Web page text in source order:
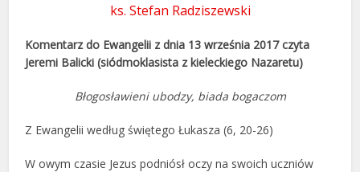
ks. Stefan Radziszewski
Komentarz do Ewangelii z dnia 13 września 2017 czyta
Jeremi Balicki (siódmoklasista z kieleckiego Nazaretu)
Błogosławieni ubodzy, biada bogaczom
Z Ewangelii według świętego Łukasza (6, 20-26)
W owym czasie Jezus podniósł oczy na swoich uczniów